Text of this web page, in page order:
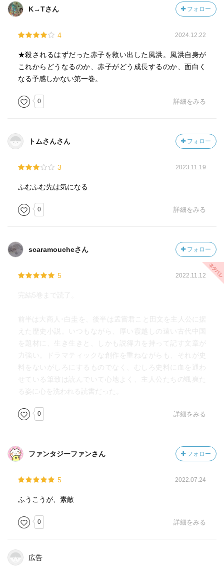
K→Tさん フォロー
4 2024.12.22
★殺されるはずだった赤子を救い出した風洪。風洪自身が
これからどうなるのか、赤子がどう成長するのか、面白く
なる予感しかない第一巻。
0 詳細をみる
トムさんさん フォロー
3 2023.11.19
ふむふむ先は気になる
0 詳細をみる
scaramoucheさん フォロー
5 2022.11.12
完結5巻まで読了。
前半は大商人･白圭を、後半は孟嘗君こと田文を主人公に据
えた歴史小説。いつもながら、厚い霞越しの遠い古代中国
を題材に、生き生きと、しかも説得力を持って記す文章が
力強い。ドラマティックな創作を重ねながらも、それが史
料をないがしろにするものでなく、むしろ史料に血を通わ
せている筆致は読んでいて心地よく、主人公たちの颯爽た
る姿に心を洗われる読書だった。
0 詳細をみる
ファンタジーファンさん フォロー
5 2022.07.24
ふうこうが、素敵
0 詳細をみる
広告